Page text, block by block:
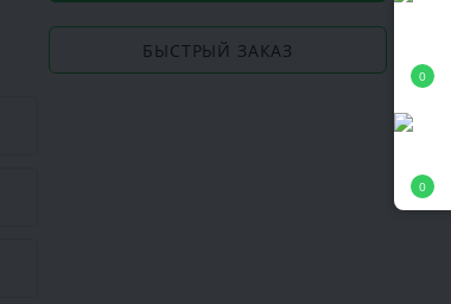
0
0
БЫСТРЫЙ ЗАКАЗ